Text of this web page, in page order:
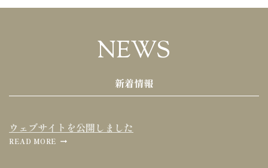
NEWS
新着情報
ウェブサイトを公開しました
READ MORE